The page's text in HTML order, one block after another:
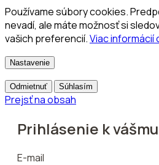
Používame súbory cookies.
nevadí, ale máte možnosť si
vašich preferencií.Viac informácií
Nastavenie
Odmietnuť Súhlasím
Prejsť na obsah
Prihlásenie k
E-mail